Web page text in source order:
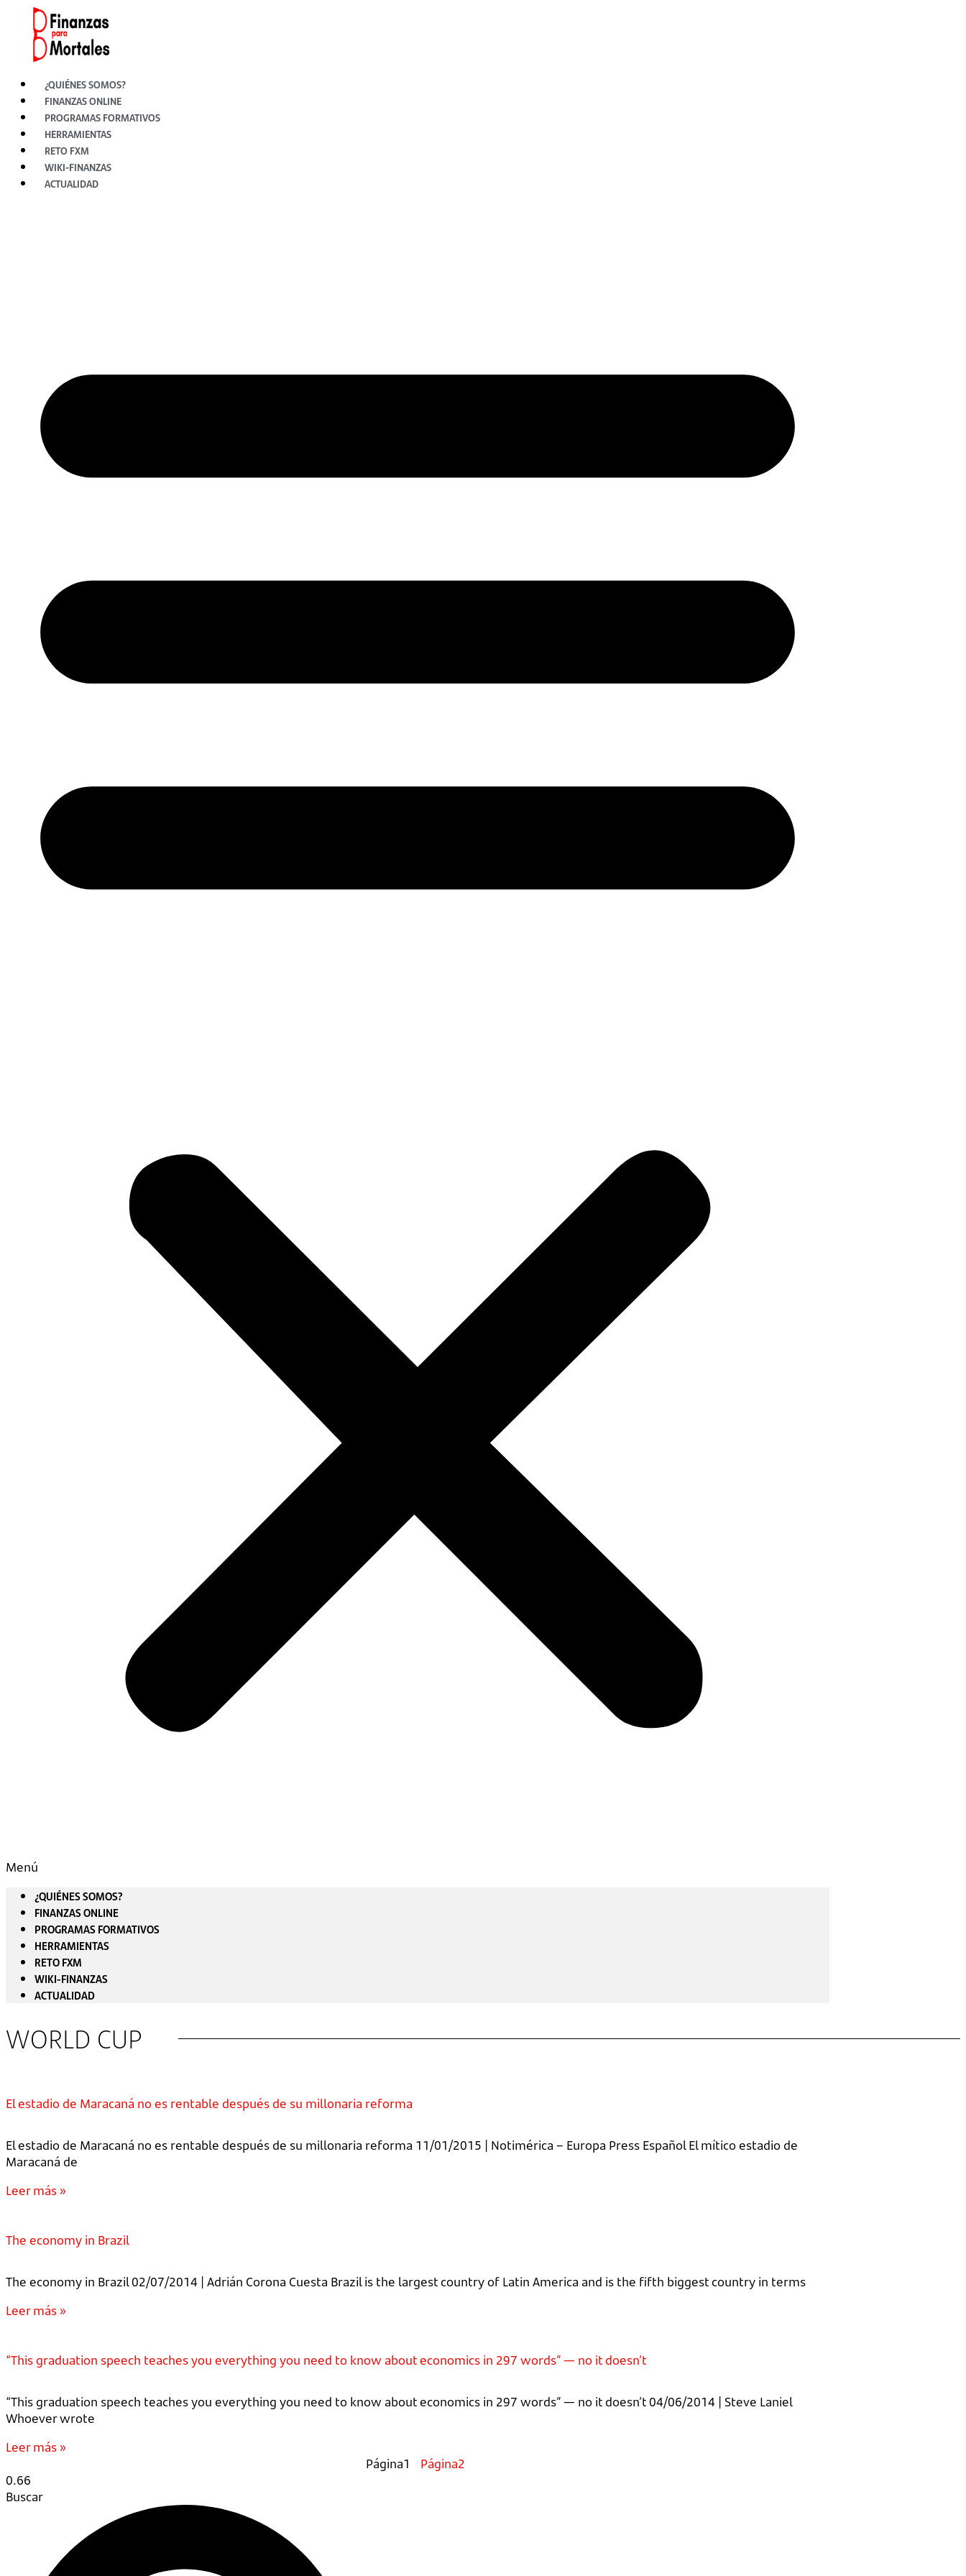
contenido
¿QUIÉNES SOMOS?
FINANZAS ONLINE
PROGRAMAS FORMATIVOS
HERRAMIENTAS
RETO FXM
WIKI-FINANZAS
ACTUALIDAD
Menú
¿QUIÉNES SOMOS?
FINANZAS ONLINE
PROGRAMAS FORMATIVOS
HERRAMIENTAS
RETO FXM
WIKI-FINANZAS
ACTUALIDAD
WORLD CUP
El estadio de Maracaná no es rentable después de su millonaria reforma
El estadio de Maracaná no es rentable después de su millonaria reforma 11/01/2015 | Notimérica – Europa Press Español El mítico estadio de
Maracaná de
Leer más »
The economy in Brazil
The economy in Brazil 02/07/2014 | Adrián Corona Cuesta Brazil is the largest country of Latin America and is the fifth biggest country in terms
Leer más »
“This graduation speech teaches you everything you need to know about economics in 297 words” — no it doesn’t
“This graduation speech teaches you everything you need to know about economics in 297 words” — no it doesn’t 04/06/2014 | Steve Laniel
Whoever wrote
Leer más »
Página1 Página2
Buscar